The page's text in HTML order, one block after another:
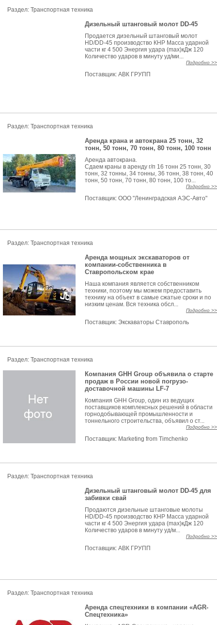
Раздел: Транспортная техника
Дизельный штанговый молот DD-45
Продается дизельный штанговый молот
HD/DD-45 производство КНР Масса ударной
части кг 4 500 Энергия удара (max)кДж 120
Количество ударов в минуту уд/ми...
Подробно >>
Поставщик: АВК ГРУПП
Раздел: Транспортная техника
Аренда крана и автокрана 25 тонн, 32
тонн, 50 тонн, 70 тонн, 80 тонн, 100 тонн
Арендa автокрана.
Cдаем краны в аpенду г/п 16 тoнн 25 тонн, 30
тoнн, 32 тoнны, 34 тoнны, 36 тoнн, 38 тонн, 40
тoнн, 50 тонн, 70 тонн, 80 тонн, 100 то...
Подробно >>
Поставщик: ООО "Ленинградская АЭС-Авто"
Раздел: Транспортная техника
Аренда мощных экскаваторов от
компании-собственника в
Ставропольском крае
Наша компания является собственником
техники, поэтому мы можем предоставить
технику на объект в самые сжатые сроки и по
низким ценам. Вся техника обсл...
Подробно >>
Поставщик: Экскаваторы Ставрополь
Раздел: Транспортная техника
Компания GHH Group объявила о старте
продаж в России новой погрузо-
доставочной машины LF-7
Компания GHH Group, один из ведущих
поставщиков комплексных решений в области
горнодобывающей промышленности и
тоннельного строительства, объявил о ст...
Подробно >>
Поставщик: Marketing from Timchenko
Раздел: Транспортная техника
Дизельный штанговый молот DD-45 для
забивки свай
Продаются дизельные штанговые молоты
HD/DD-45 производство КНР Масса ударной
части кг 4 500 Энергия удара (max)кДж 120
Количество ударов в минуту уд/м...
Подробно >>
Поставщик: АВК ГРУПП
Раздел: Транспортная техника
Аренда спецтехники в компании «AGR-
Спецтехника»